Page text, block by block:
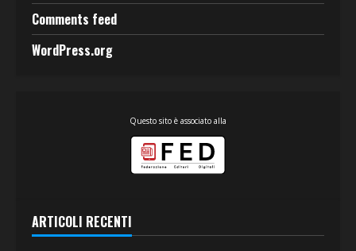
Comments feed
WordPress.org
Questo sito è associato alla
ARTICOLI RECENTI